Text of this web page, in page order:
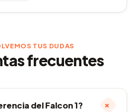
TUS DUDAS
frecuentes
del Falcon 1? +